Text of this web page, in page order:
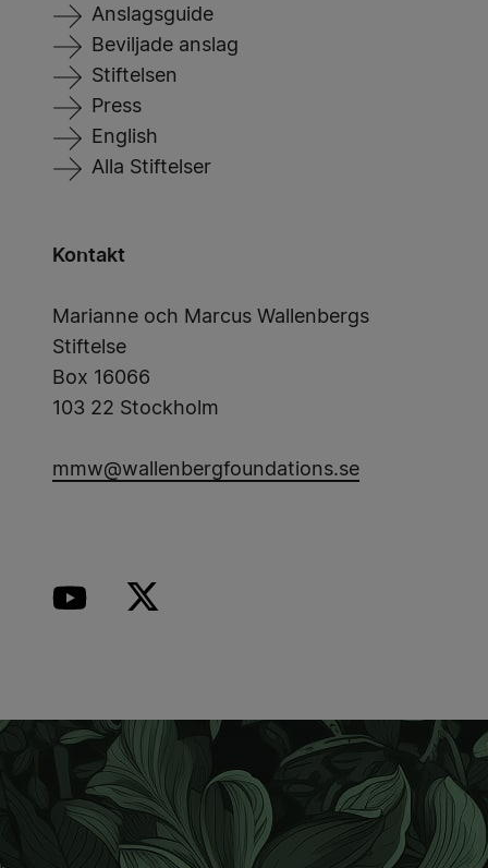
Anslagsguide
Beviljade anslag
Stiftelsen
Press
English
Alla Stiftelser
Kontakt
Marianne och Marcus Wallenbergs
Stiftelse
Box 16066
103 22 Stockholm
mmw@wallenbergfoundations.se